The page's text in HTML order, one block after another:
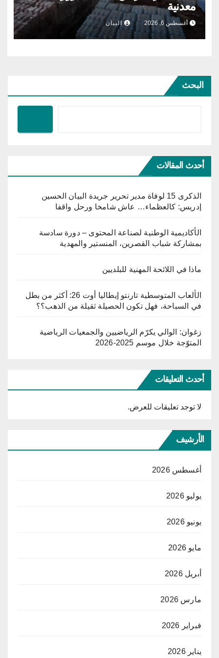
معدنية
أغسطس 6, 2026 البيان
البحث
أحدث المقالات
الذكرى 15 لوفاة مدير تحرير جريدة البيان الحسين
إدريس: كالعظماء… عاش شامخا ورحل واقفا
الأكاديمية الوطنية لصناعة المحتوى – دورة سادسة
بمشاركة شباب القصرين، المنستير والمهدية
ماذا في اللائحة المهنية للبلديين
الألعاب المتوسطية تارنتو إيطاليا أوت 26: أكثر من بطل
في السباحة، فهل تكون الحصيلة ثقيلة من الذهب؟؟
زغوان: الوالي يكرّم الرياضيين والجمعيات الرياضية
المتوّجة خلال موسم 2025-2026
أحدث التعليقات
لا توجد تعليقات للعرض.
الأرشيف
أغسطس 2026
يوليو 2026
يونيو 2026
مايو 2026
أبريل 2026
مارس 2026
فبراير 2026
يناير 2026